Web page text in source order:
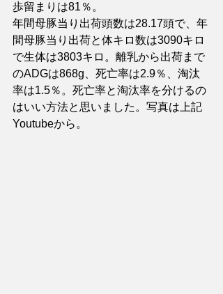
歩留まりは81％。
年間母豚当り出荷頭数は28.17頭で、年
間母豚当り出荷と体キロ数は3090キロ
で生体は3803キロ。離乳から出荷まで
のADGは868g、死亡率は2.9％、淘汰
率は1.5％。死亡率と淘汰率を分けるの
はいい方法と思いました。写真は上記
Youtubeから。